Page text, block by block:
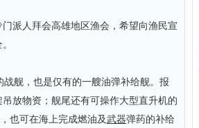
派人拜会高雄地区渔会，希望向渔民宣
舰，也是仅有的一艘油弹补给舰。报
放物资；舰尾还有可操作大型直升机的
也可在海上完成燃油及武器弹药的补给